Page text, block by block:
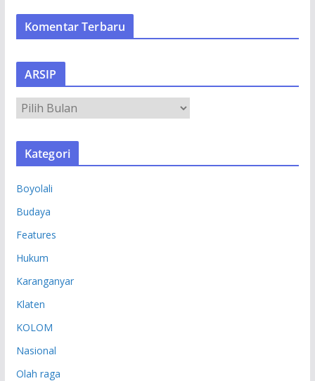
Komentar Terbaru
ARSIP
R
S
Kategori
Boyolali
Budaya
Features
Hukum
Karanganyar
Klaten
KOLOM
Nasional
Olah raga